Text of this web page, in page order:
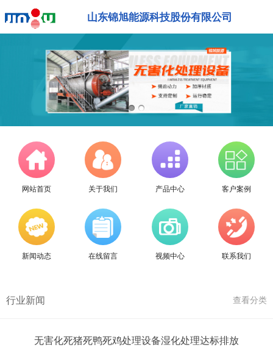
山东锦旭能源科技股份有限公司
网站首页 关于我们 产品中心 客户案例
新闻动态 在线留言 视频中心 联系我们
行业新闻 查看分类
无害化死猪死鸭死鸡处理设备湿化处理达标排放